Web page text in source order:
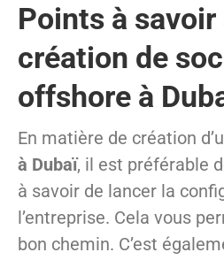
Points à savoir
création de
offshore à
En matière de création
à Dubaï, il est préférable
à savoir de lancer la
l’entreprise. Cela vous
bon chemin. C’est